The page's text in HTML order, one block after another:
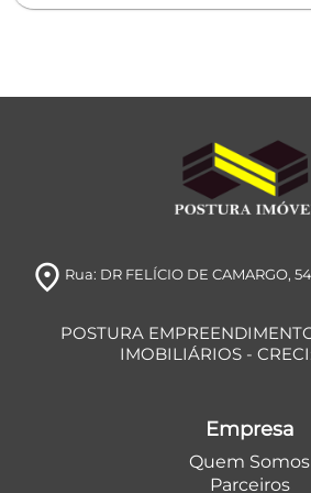
room Rua: DR FELÍCIO DE CAMARGO, 54
POSTURA
IMOBILIÁRIOS -
Empresa
Quem Somos
Parceiros